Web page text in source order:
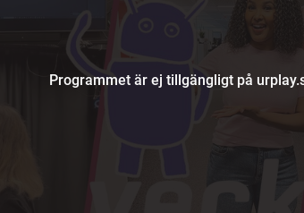
Programmet är ej tillgängligt på